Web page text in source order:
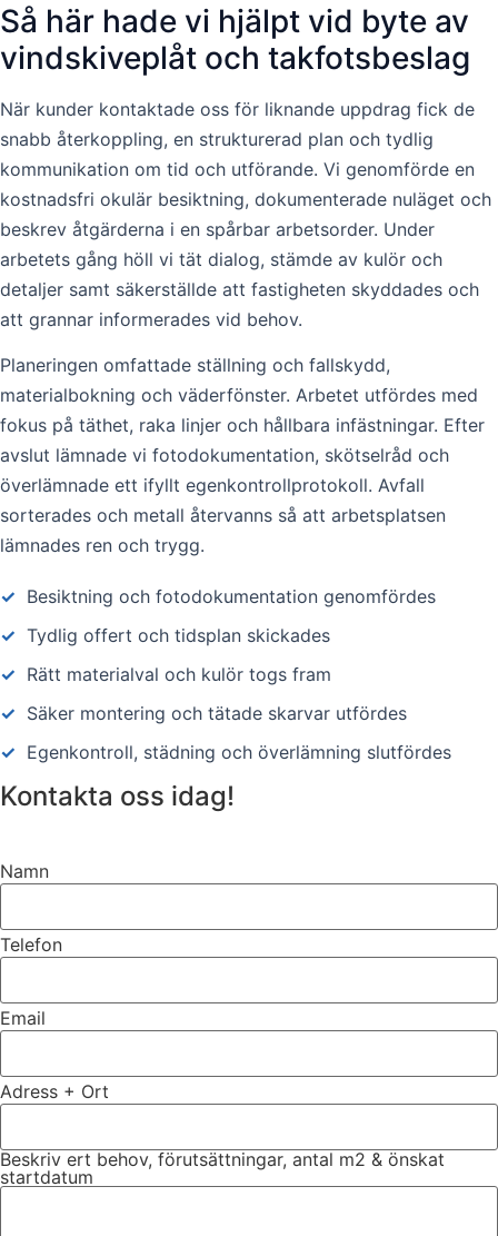
Så här hade vi hjälpt vid byte av
vindskiveplåt och takfotsbeslag
När kunder kontaktade oss för liknande uppdrag fick de
snabb återkoppling, en strukturerad plan och tydlig
kommunikation om tid och utförande. Vi genomförde en
kostnadsfri okulär besiktning, dokumenterade nuläget och
beskrev åtgärderna i en spårbar arbetsorder. Under
arbetets gång höll vi tät dialog, stämde av kulör och
detaljer samt säkerställde att fastigheten skyddades och
att grannar informerades vid behov.
Planeringen omfattade ställning och fallskydd,
materialbokning och väderfönster. Arbetet utfördes med
fokus på täthet, raka linjer och hållbara infästningar. Efter
avslut lämnade vi fotodokumentation, skötselråd och
överlämnade ett ifyllt egenkontrollprotokoll. Avfall
sorterades och metall återvanns så att arbetsplatsen
lämnades ren och trygg.
✓ Besiktning och fotodokumentation genomfördes
✓ Tydlig offert och tidsplan skickades
✓ Rätt materialval och kulör togs fram
✓ Säker montering och tätade skarvar utfördes
✓ Egenkontroll, städning och överlämning slutfördes
Kontakta oss idag!
Namn
Telefon
Email
Adress + Ort
Beskriv ert behov, förutsättningar, antal m2 & önskat
startdatum